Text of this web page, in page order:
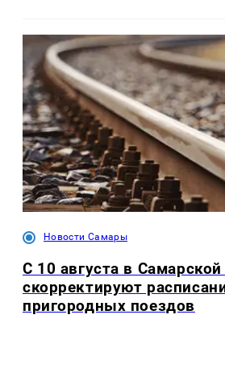
Новости Самары
С 10 августа в
скорректируют
пригородных поездов